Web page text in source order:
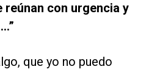
reúnan con urgencia y
que yo no puedo